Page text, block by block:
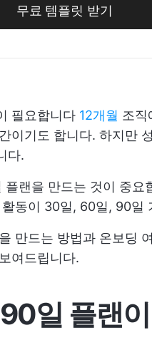
무료 템플릿 받기
필요합니다 12개월 조직
이기도 합니다. 하지만
다.
랜을 만드는 것이 중요
동이 30일, 60일, 90일
만드는 방법과 온보딩
여드립니다.
일 플랜이